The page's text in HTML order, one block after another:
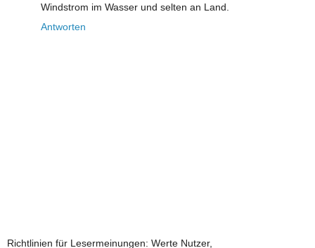
Windstrom im Wasser und selten an Land.
Antworten
Richtlinien für Lesermeinungen: Werte Nutzer,